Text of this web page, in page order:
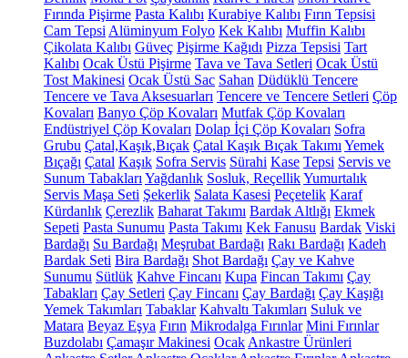
Fırında Pişirme Pasta Kalıbı Kurabiye Kalıbı Fırın Tepsisi
Cam Tepsi Alüminyum Folyo Kek Kalıbı Muffin Kalıbı
Çikolata Kalıbı Güveç Pişirme Kağıdı Pizza Tepsisi Tart
Kalıbı Ocak Üstü Pişirme Tava ve Tava Setleri Ocak Üstü
Tost Makinesi Ocak Üstü Sac Sahan Düdüklü Tencere
Tencere ve Tava Aksesuarları Tencere ve Tencere Setleri Çöp
Kovaları Banyo Çöp Kovaları Mutfak Çöp Kovaları
Endüstriyel Çöp Kovaları Dolap İçi Çöp Kovaları Sofra
Grubu Çatal,Kaşık,Bıçak Çatal Kaşık Bıçak Takımı Yemek
Bıçağı Çatal Kaşık Sofra Servis Sürahi Kase Tepsi Servis ve
Sunum Tabakları Yağdanlık Sosluk, ReçellikYumurtalık
Servis Maşa Seti Şekerlik Salata Kasesi Peçetelik Karaf
Kürdanlık Çerezlik Baharat Takımı Bardak Altlığı Ekmek
Sepeti Pasta Sunumu Pasta Takımı Kek Fanusu Bardak Viski
Bardağı Su Bardağı Meşrubat Bardağı Rakı Bardağı Kadeh
Bardak Seti Bira Bardağı Shot Bardağı Çay ve Kahve
Sunumu Sütlük Kahve Fincanı Kupa Fincan Takımı Çay
Tabakları Çay Setleri Çay Fincanı Çay Bardağı Çay Kaşığı
Yemek Takımları Tabaklar Kahvaltı Takımları Suluk ve
Matara Beyaz Eşya Fırın Mikrodalga Fırınlar Mini Fırınlar
Buzdolabı Çamaşır Makinesi Ocak Ankastre Ürünleri